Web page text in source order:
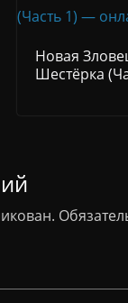
Новая
Шестёрка